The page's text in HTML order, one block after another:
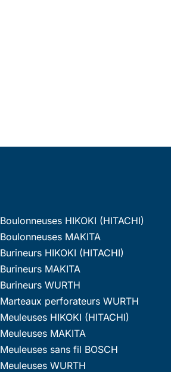
Boulonneuses HIKOKI (HITACHI)
Boulonneuses MAKITA
Burineurs HIKOKI (HITACHI)
Burineurs MAKITA
Burineurs WURTH
Marteaux perforateurs WURTH
Meuleuses HIKOKI (HITACHI)
Meuleuses MAKITA
Meuleuses sans fil BOSCH
Meuleuses WURTH